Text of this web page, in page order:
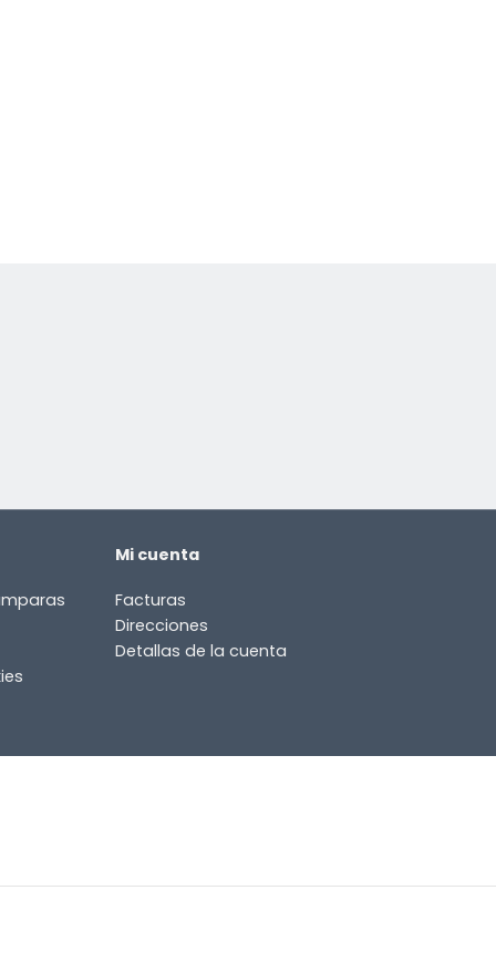
Mi cuenta
Facturas
Direcciones
Detallas de la cuenta